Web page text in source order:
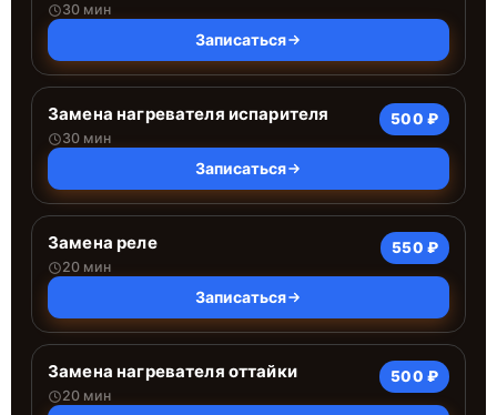
30 мин
Записаться
Замена нагревателя испарителя
30 мин
500 ₽
Записаться
Замена реле
20 мин
550 ₽
Записаться
Замена нагревателя оттайки
20 мин
500 ₽